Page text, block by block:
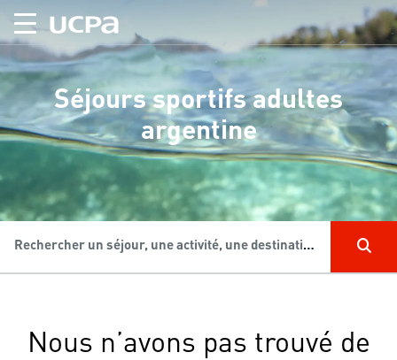
Séjours sportifs adultes
argentine
Rechercher un séjour, une activité, une destination...
Nous n’avons pas trouvé de